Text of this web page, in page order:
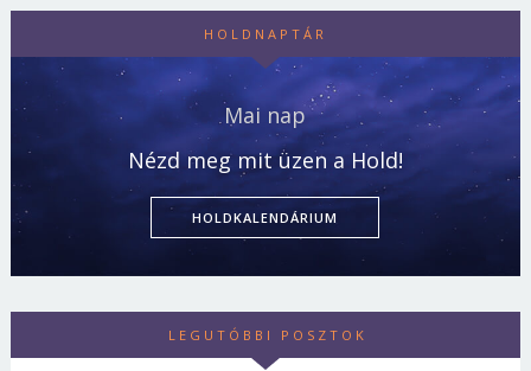
HOLDNAPTÁR
Mai nap
Nézd meg mit üzen a Hold!
HOLDKALENDÁRIUM
LEGUTÓBBI POSZTOK